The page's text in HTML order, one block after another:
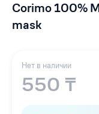
Corimo 100%
mask
Нет в наличии
550 ₸